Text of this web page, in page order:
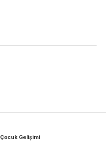
Çocuk Gelişimi